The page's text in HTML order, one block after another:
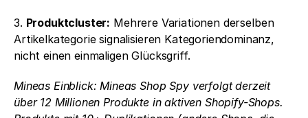
3. Produktcluster: Mehrere Variationen derselben
Artikelkategorie signalisieren Kategoriendominanz,
nicht einen einmaligen Glücksgriff.
Mineas Einblick: Mineas Shop Spy verfolgt derzeit
über 12 Millionen Produkte in aktiven Shopify-Shops.